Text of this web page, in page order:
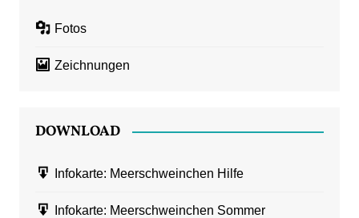
Fotos
Zeichnungen
DOWNLOAD
Infokarte: Meerschweinchen Hilfe
Infokarte: Meerschweinchen Sommer